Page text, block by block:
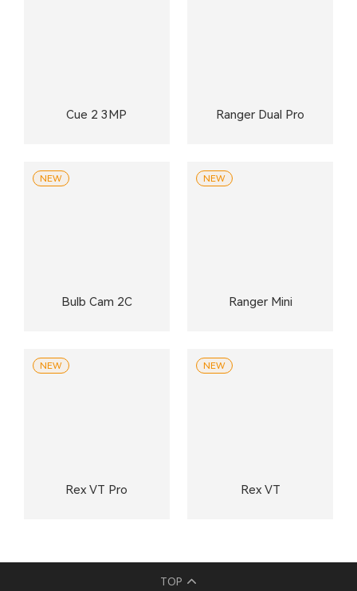
Cue 2 3MP Ranger Dual Pro
Bulb Cam 2C
NEW
Ranger Mini
NEW
Rex VT Pro
NEW
Rex VT
NEW
TOP